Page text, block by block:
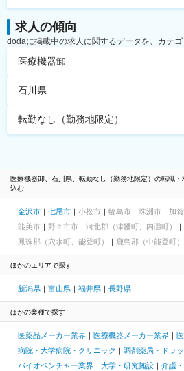
求人の傾向
dodaに掲載中の求人に関するデータを、カテゴ
医療機器卸
石川県
転勤なし（勤務地限定）
医療機器卸、石川県、転勤なし（勤務地限定）の転職
込む
金沢市 七尾市 小松市 輪島市 珠洲市 加
能美市
野々市市 河北郡（津幡町、内灘町）
鳳珠郡（穴水町、能登町）
鹿島郡（中能登町）
ほかのエリアで探す
新潟県 富山県 福井県 長野県
ほかの業種で探す
医薬品メーカー業界 医療機器メーカー業界
病院・大学病院・クリニック
調剤薬局・ドラ
バイオベンチャー業界
大学・研究施設
介護